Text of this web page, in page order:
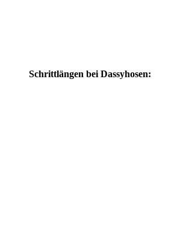
Schrittlängen bei Dassyhosen: